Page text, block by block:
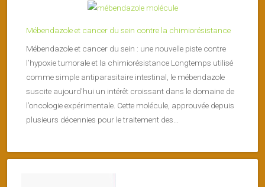
Mébendazole et cancer du sein contre la chimiorésistance
Mébendazole et cancer du sein : une nouvelle piste contre
l’hypoxie tumorale et la chimiorésistance Longtemps utilisé
comme simple antiparasitaire intestinal, le mébendazole
suscite aujourd’hui un intérêt croissant dans le domaine de
l’oncologie expérimentale. Cette molécule, approuvée depuis
plusieurs décennies pour le traitement des...